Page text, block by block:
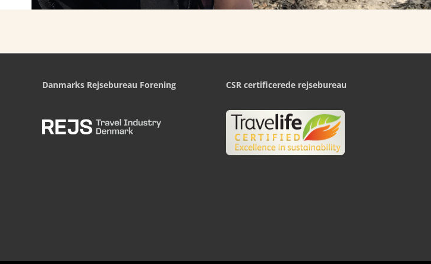
Danmarks Rejsebureau Forening CSR certificerede rejsebureau